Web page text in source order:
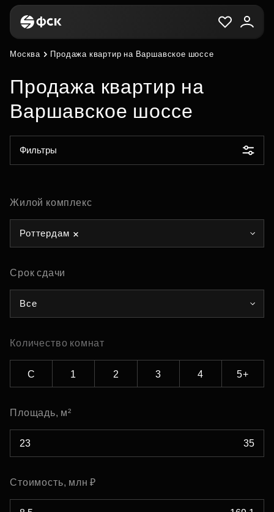
Москва Продажа квартир на Варшавское шоссе
Продажа квартир на
Варшавское шоссе
Фильтры
Жилой комплекс
Роттердам
Срок сдачи
Все
Количество комнат
С 1 2 3 4 5+
Площадь, м²
Стоимость, млн ₽